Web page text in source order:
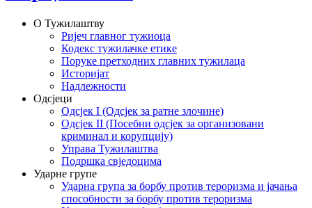
О Тужилаштву
Ријеч главног тужиоца
Кодекс тужилачке етике
Поруке претходних главних тужилаца
Историјат
Надлежности
Одсјеци
Одсјек I (Одсјек за ратне злочине)
Одсјек II (Посебни одсјек за организовани
криминал и корупцију)
Управа Тужилаштва
Подршка свједоцима
Ударне групе
Ударна група за борбу против тероризма и јачања
способности за борбу против тероризма